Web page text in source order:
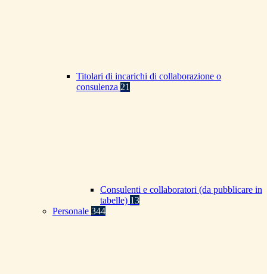
Titolari di incarichi di collaborazione o
consulenza 21
Consulenti e collaboratori (da pubblicare in
tabelle) 13
Personale 344